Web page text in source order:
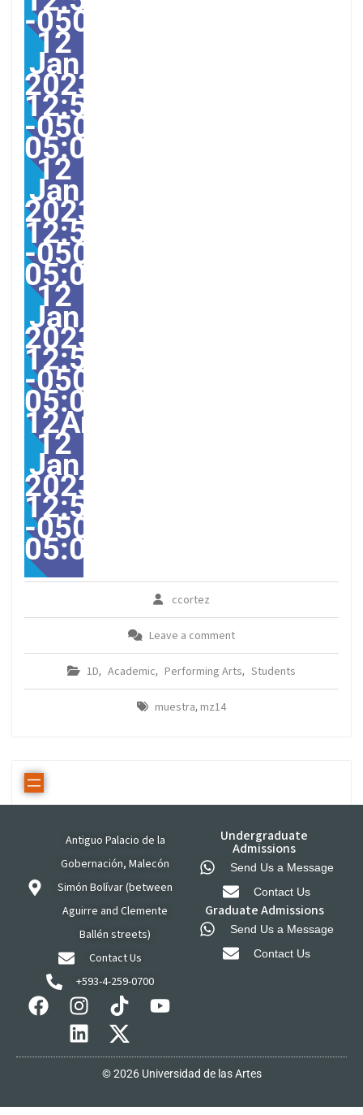
-
12
Jan
2023
12:55:07
-0500-
05:00America/
12
Jan
2023
12:55:07
-0500-
05:000731#/31Thu,
12
Jan
2023
12:55:07
-0500-
05:00-
12America/
12
Jan
2023
12:55:07
-0500-
05:00America/
ccortez
Leave a comment
1D, Academic, Performing Arts, Students
muestra, mz14
Antiguo Palacio de la
Gobernación, Malecón
Simón Bolívar (between
Aguirre and Clemente
Ballén streets)
Contact Us
+593-4-259-0700
Undergraduate
Admissions
Send Us a Message
Contact Us
Graduate Admissions
Send Us a Message
Contact Us
© 2026 Universidad de las Artes